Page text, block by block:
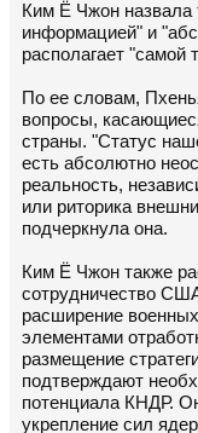
Ким Ё Чжон назвала
информацией" и
располагает "самой
По ее словам,
вопросы,
страны. "Статус
есть абсолютно
реальность,
или риторика
подчеркнула она.
Ким Ё Чжон также
сотрудничество
расширение
элементами
размещение
подтверждают
потенциала КНДР.
укрепление сил